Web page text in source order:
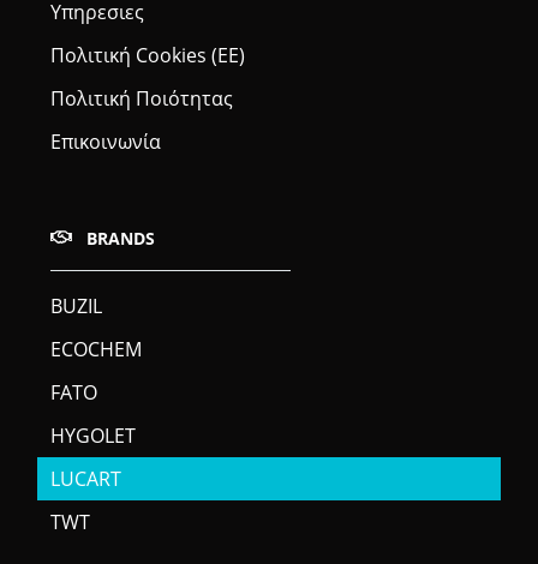
Υπηρεσιες
Πολιτική Cookies (ΕΕ)
Πολιτική Ποιότητας
Επικοινωνία
BRANDS
BUZIL
ECOCHEM
FATO
HYGOLET
LUCART
TWT